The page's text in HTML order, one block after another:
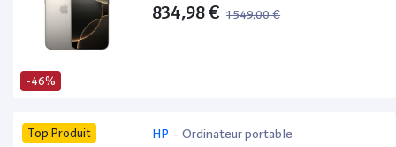
-46%
834,98 € 1 549,00 €
Top Produit HP - Ordinateur portable